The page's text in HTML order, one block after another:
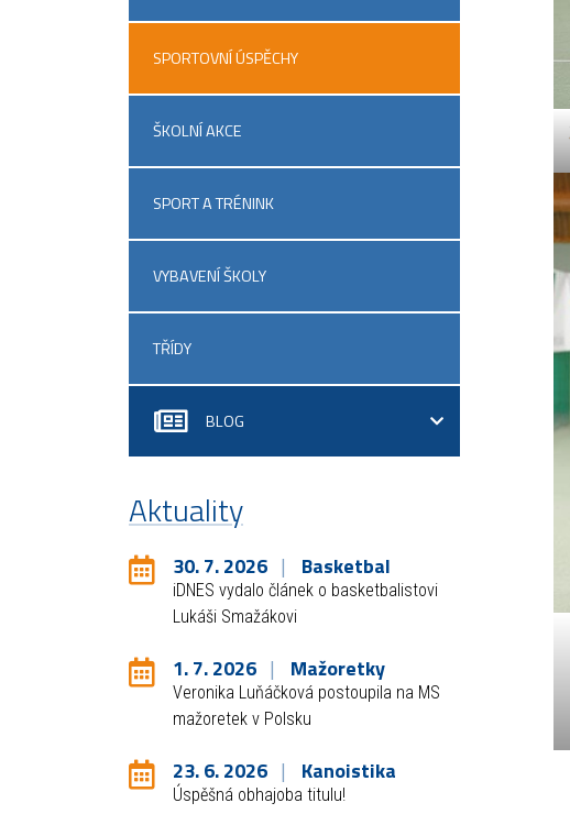
SPORTOVNÍ ÚSPĚCHY
ŠKOLNÍ AKCE
SPORT A TRÉNINK
VYBAVENÍ ŠKOLY
TŘÍDY
BLOG
Aktuality
30. 7. 2026 Basketbal
iDNES vydalo článek o basketbalistovi
Lukáši Smažákovi
1. 7. 2026 Mažoretky
Veronika Luňáčková postoupila na MS
mažoretek v Polsku
23. 6. 2026 Kanoistika
Úspěšná obhajoba titulu!